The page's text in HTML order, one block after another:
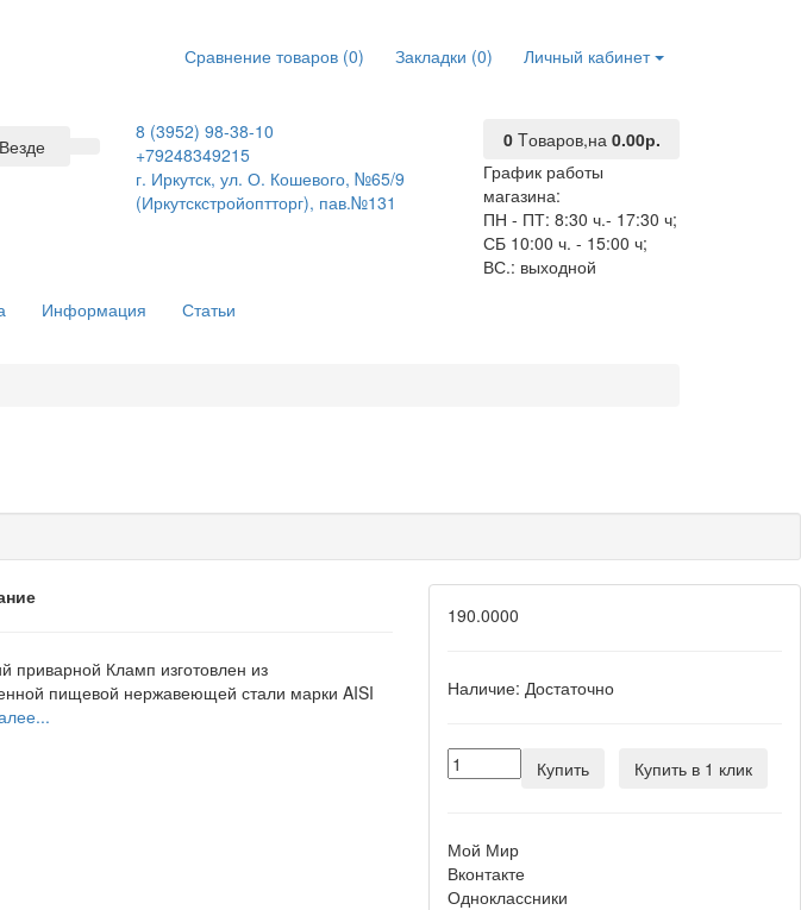
Личный кабинет
Закладки (0)
Сравнение товаров (0)
8 (3952) 98-38-10
+79248349215
г. Иркутск, ул. О. Кошевого, №65/9
(Иркутскстройоптторг), пав.№131
0 Tоваров,на 0.00р.
График работы
магазина:
ПН - ПТ: 8:30 ч.- 17:30 ч;
СБ 10:00 ч. - 15:00 ч;
ВС.: выходной
Везде
Информация Статьи
приварной Кламп изготовлен из
пищевой нержавеющей стали марки AISI
190.0000
Наличие: Достаточно
Купить Купить в 1 клик
Мой Мир
Вконтакте
Одноклассники